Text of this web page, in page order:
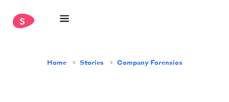
Home Stories Company Forensics